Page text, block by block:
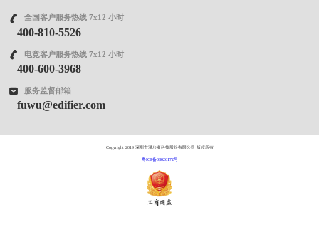
全国客户服务热线 7x12 小时
400-810-5526
电竞客户服务热线 7x12 小时
400-600-3968
服务监督邮箱
fuwu@edifier.com
Copyright 2019 深圳市漫步者科技股份有限公司 版权所有
粤ICP备08026172号